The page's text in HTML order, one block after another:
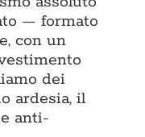
— formato
con un
dei
ardesia, il
anti-